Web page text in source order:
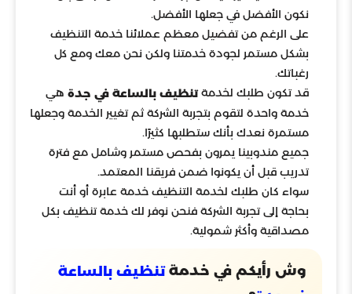
نكون الأفضل في جعلها الأفضل.
على الرغم من تفضيل معظم عملائنا خدمة التنظيف
بشكل مستمر لجودة خدمتنا ولكن نحن معك ومع كل
رغباتك.
قد تكون طلبك لخدمةتنظيف بالساعة في جدة هي
خدمة واحدة لتقوم بتجربة الشركة ثم تغيير الخدمة وجعلها
مستمرة نعدك بأنك ستطلبها كثيرًا.
جميع مندوبينا يمرون بفحص مستمر وشامل مع فترة
تدريب قبل أن يكونوا ضمن فريقنا المعتمد.
سواء كان طلبك لخدمة التنظيف خدمة عابرة أو أنت
بحاجة إلى تجربة الشركة فنحن نوفر لك خدمة تنظيف بكل
مصداقية وأكثر شمولية.
وش رأيكم في خدمةتنظيف بالساعة